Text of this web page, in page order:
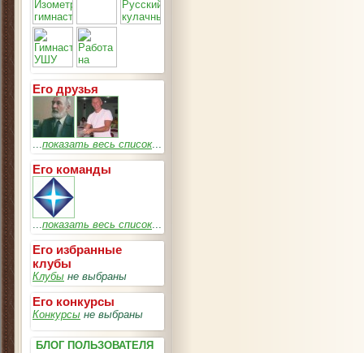
Его друзья
...показать весь список...
Его команды
...показать весь список...
Его избранные
клубы
Клубы не выбраны
Его конкурсы
Конкурсы не выбраны
БЛОГ ПОЛЬЗОВАТЕЛЯ